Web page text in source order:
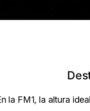
la FM1, la altura